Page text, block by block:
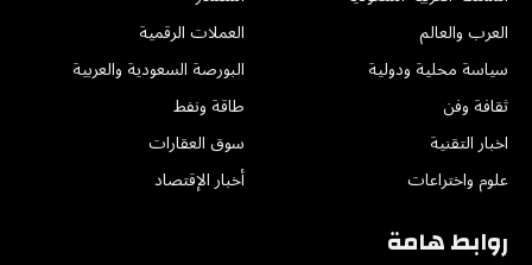
العرب والعالم
سياسة محلية ودولية
ثقافة وفن
اخبار التقنية
علوم واختراعات
العملات الرقمية
البورصة السعودية والعربية
طاقة ونفط
سوق العقارات
أخبار الإقتصاد
روابط هامة